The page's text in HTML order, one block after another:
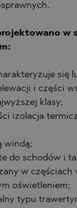
w
się
i części
klasy;
izolacja
windą;
do schodów i
w częściach
oświetleniem;
typu